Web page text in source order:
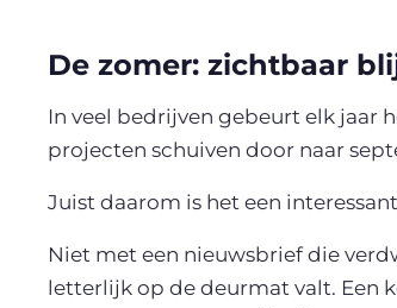
De zomer: zichtbaar
In veel bedrijven gebeurt elk jaar
projecten schuiven door naar
Juist daarom is het een
Niet met een nieuwsbrief die
letterlijk op de deurmat valt. Een